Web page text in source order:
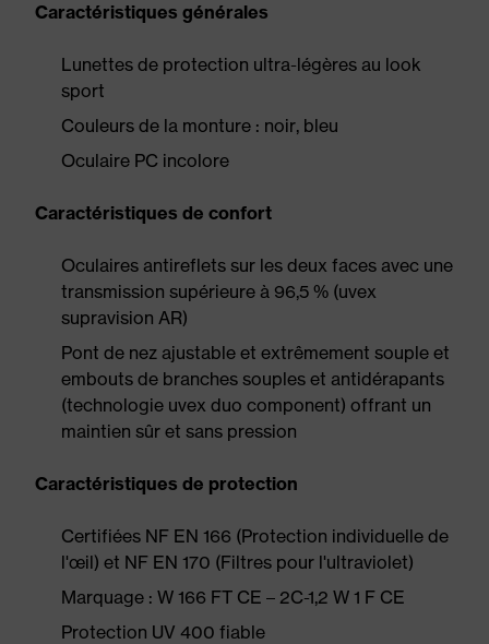
Caractéristiques générales
Lunettes de protection ultra-légères au look
sport
Couleurs de la monture : noir, bleu
Oculaire PC incolore
Caractéristiques de confort
Oculaires antireflets sur les deux faces avec une
transmission supérieure à 96,5 % (uvex
supravision AR)
Pont de nez ajustable et extrêmement souple et
embouts de branches souples et antidérapants
(technologie uvex duo component) offrant un
maintien sûr et sans pression
Caractéristiques de protection
Certifiées NF EN 166 (Protection individuelle de
l'œil) et NF EN 170 (Filtres pour l'ultraviolet)
Marquage : W 166 FT CE – 2C-1,2 W 1 F CE
Protection UV 400 fiable